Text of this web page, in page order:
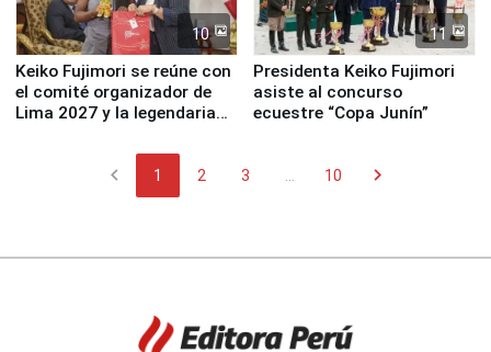
10
Keiko Fujimori se reúne con
el comité organizador de
Lima 2027 y la legendaria
11
Presidenta Keiko Fujimori
asiste al concurso
ecuestre “Copa Junín”
chevron_left 1 2 3 10 chevron_right